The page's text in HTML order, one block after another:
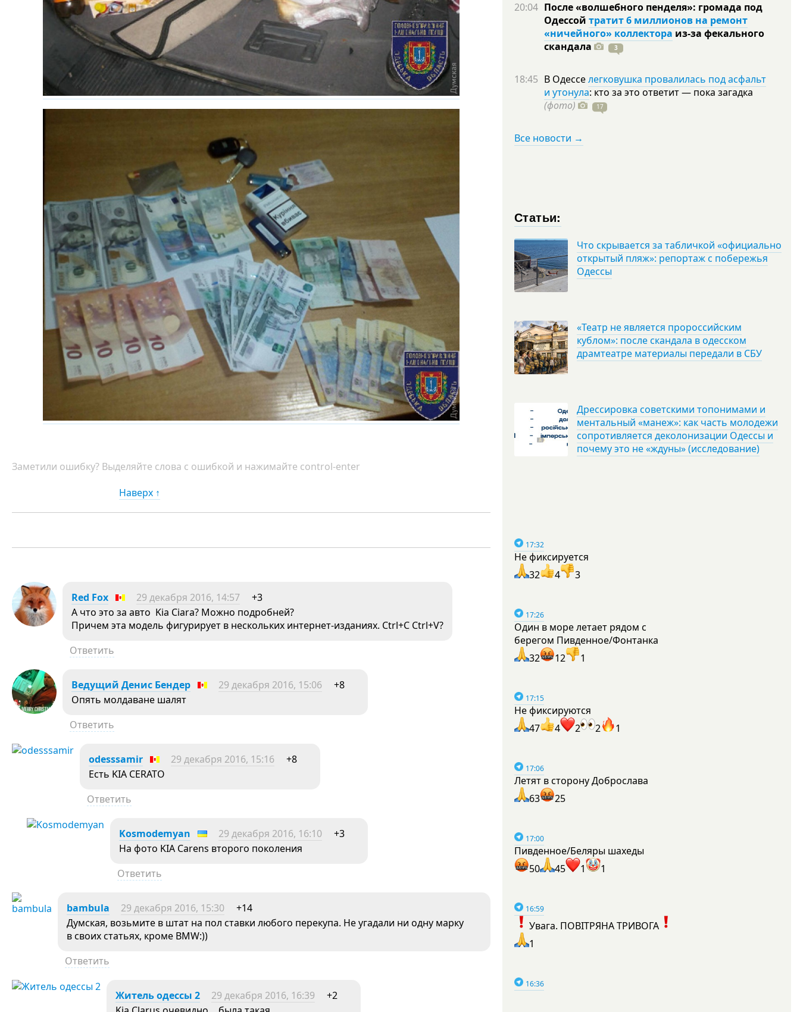
Заметили ошибку? Выделяйте слова с ошибкой и нажимайте control-enter
Наверх ↑
Red Fox 29 декабря 2016, 14:57
+3
А что это за авто Kia Ciara? Можно подробней?
Причем эта модель фигурирует в нескольких интернет-изданиях. Ctrl+C Ctrl+V?
Ответить
Ведущий Денис Бендер 29 декабря 2016, 15:06
+8
Опять молдаване шалят
Ответить
odesssamir 29 декабря 2016, 15:16
+8
Есть KIA CERATO
Ответить
Kosmodemyan 29 декабря 2016, 16:10
+3
На фото KIA Carens второго поколения
Ответить
bambula 29 декабря 2016, 15:30
+14
Думская, возьмите в штат на пол ставки любого перекупа. Не угадали ни одну марку
в своих статьях, кроме BMW:))
Ответить
Житель одессы 2 29 декабря 2016, 16:39
+2
20:04 После «волшебного пенделя»: громада под
Одессой тратит 6 миллионов на ремонт
«ничейного» коллектора из-за фекального
скандала
3
18:45 В Одесселегковушка провалилась под асфальт
и утонула: кто за это ответит — пока загадка
(фото)
17
Все новости →
Статьи:
Что скрывается за табличкой «официально
открытый пляж»: репортаж с побережья
Одессы
«Театр не является пророссийским
кублом»: после скандала в одесском
драмтеатре материалы передали в СБУ
Дрессировка советскими топонимами и
ментальный «манеж»: как часть молодежи
сопротивляется деколонизации Одессы и
почему это не «ждуны» (исследование)
17:32
Не фиксируется
32
4 3
17:26
Один в море летает рядом с
берегом Пивденное/Фонтанка
32
12 1
17:15
Не фиксируются
47
4 2 2 1
17:06
Летят в сторону Доброслава
63
25
17:00
Пивденное/Беляры шахеды
50
45 1 1
16:59
Увага. ПОВІТРЯНА ТРИВОГА
1
16:36